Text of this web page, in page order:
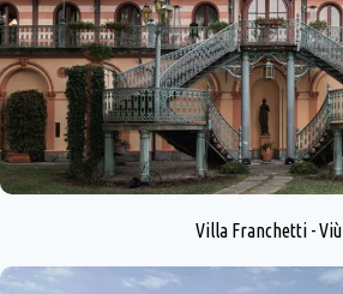
Villa Franchetti - Viù